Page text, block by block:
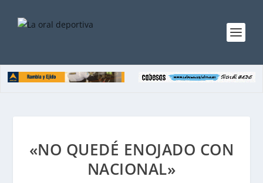
«NO QUEDÉ ENOJADO CON
NACIONAL»